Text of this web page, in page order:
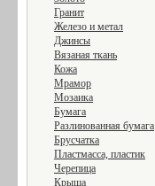
Гранит
Железо и метал
Джинсы
Вязаная ткань
Кожа
Мрамор
Мозаика
Бумага
Разлинованная бумага
Брусчатка
Пластмасса, пластик
Черепица
Крыша